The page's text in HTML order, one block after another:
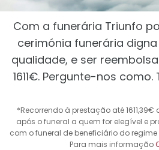
Com a funerária Triunfo
cerimónia funerária
qualidade, e ser
1611€. Pergunte-nos
*Recorrendo à prestação até
após o funeral a quem for elegível e
com o funeral de beneficiário do
Para mais informação